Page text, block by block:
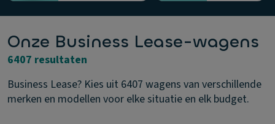
Onze Business Lease-wagens
6407 resultaten
Business Lease? Kies uit 6407 wagens van verschillende
merken en modellen voor elke situatie en elk budget.